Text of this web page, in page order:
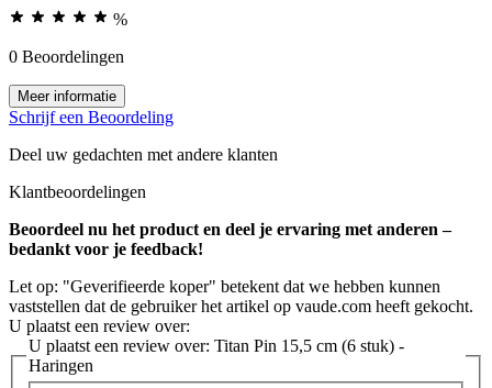
%
0 Beoordelingen
Meer informatie
Schrijf een Beoordeling
Deel uw gedachten met andere klanten
Klantbeoordelingen
Beoordeel nu het product en deel je ervaring met anderen –
bedankt voor je feedback!
Let op: "Geverifieerde koper" betekent dat we hebben kunnen
vaststellen dat de gebruiker het artikel op vaude.com heeft gekocht.
U plaatst een review over:
U plaatst een review over: Titan Pin 15,5 cm (6 stuk) -
Haringen